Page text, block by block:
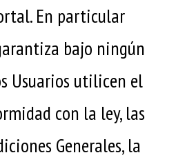
En particular
bajo ningún
Usuarios utilicen el
con la ley, las
Generales, la